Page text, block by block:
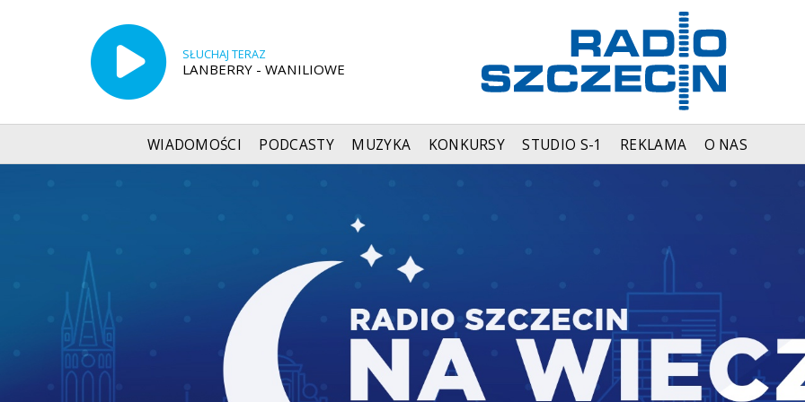
SŁUCHAJ TERAZ
LANBERRY - WANILIOWE
WIADOMOŚCI PODCASTY MUZYKA KONKURSY STUDIO S-1 REKLAMA O NAS